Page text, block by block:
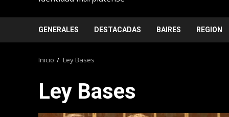
GENERALES DESTACADAS BAIRES REGION
Inicio Ley Bases
Ley Bases